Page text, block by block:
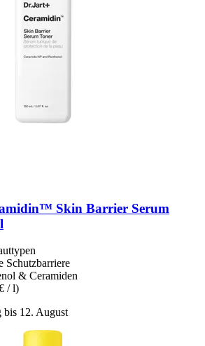
Skin Barrier Serum
Schutzbarriere
& Ceramiden
/ l)
bis 12. August